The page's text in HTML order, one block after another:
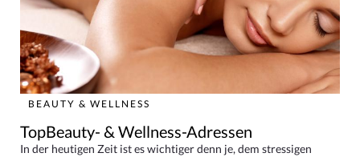
BEAUTY & WELLNESS
TopBeauty- & Wellness-Adressen
In der heutigen Zeit ist es wichtiger denn je, dem stressigen